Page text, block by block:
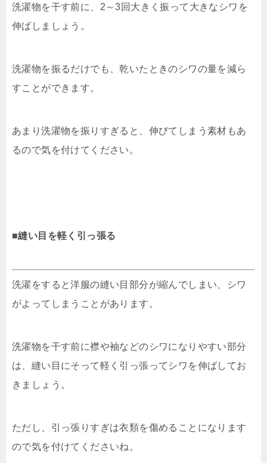
洗濯物を干す前に、2～3回大きく振って大きなシワを
伸ばしましょう。
洗濯物を振るだけでも、乾いたときのシワの量を減ら
すことができます。
あまり洗濯物を振りすぎると、伸びてしまう素材もあ
るので気を付けてください。
■縫い目を軽く引っ張る
洗濯をすると洋服の縫い目部分が縮んでしまい、シワ
がよってしまうことがあります。
洗濯物を干す前に襟や袖などのシワになりやすい部分
は、縫い目にそって軽く引っ張ってシワを伸ばしてお
きましょう。
ただし、引っ張りすぎは衣類を傷めることになります
ので気を付けてくださいね。